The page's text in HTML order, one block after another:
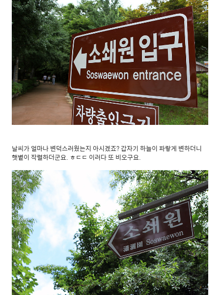
날씨가 얼마나 변덕스러웠는지 아시겠죠? 갑자기 하늘이 파랗게 변하더니
햇볕이 작렬하더군요. ㅎㄷㄷ 이러다 또 비오구요.